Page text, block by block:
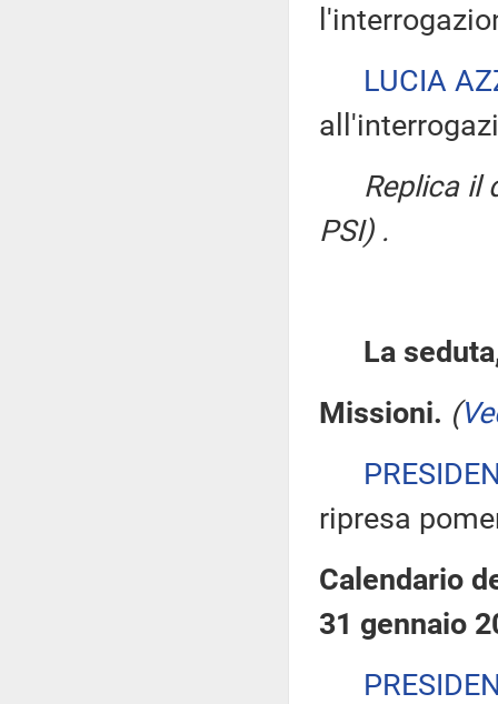
LUCIA
Replica il
PSI) .
La
Missioni. (
ripresa
Calendario
31 gennaio